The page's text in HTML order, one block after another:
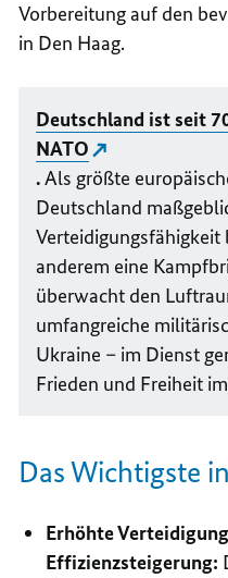
Vorbereitung auf den
in Den Haag.
Deutschland ist seit
NATO
.Als größte
Deutschland
Verteidigungsfähigkeit
anderem eine
überwacht den
umfangreiche
Ukraine – im Dienst
Frieden und Freiheit
Das Wichtigste
Erhöhte
Effizienzsteigerung: